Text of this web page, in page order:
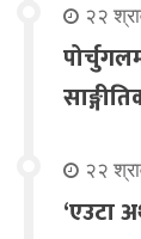
२२
२२
‘एउटा